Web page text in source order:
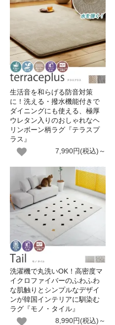
生活音を和らげる防音対策
に！洗える・撥水機能付きで
ダイニングにも使える、極厚
ウレタン入りのおしゃれなヘ
リンボーン柄ラグ『テラスプ
ラス』
7,990円(税込)～
洗濯機で丸洗いOK！高密度マ
イクロファイバーのふわふわ
な肌触りとシンプルなデザイ
ンが韓国インテリアに馴染む
ラグ『モノ・タイル』
8,990円(税込)～